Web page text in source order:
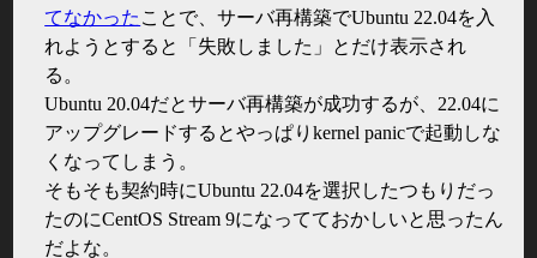
てなかった ことで、サーバ再構築でUbuntu 22.04を入
れようとすると「失敗しました」とだけ表示され
る。
Ubuntu 20.04だとサーバ再構築が成功するが、22.04に
アップグレードするとやっぱりkernel panicで起動しな
くなってしまう。
そもそも契約時にUbuntu 22.04を選択したつもりだっ
たのにCentOS Stream 9になってておかしいと思ったん
だよな。